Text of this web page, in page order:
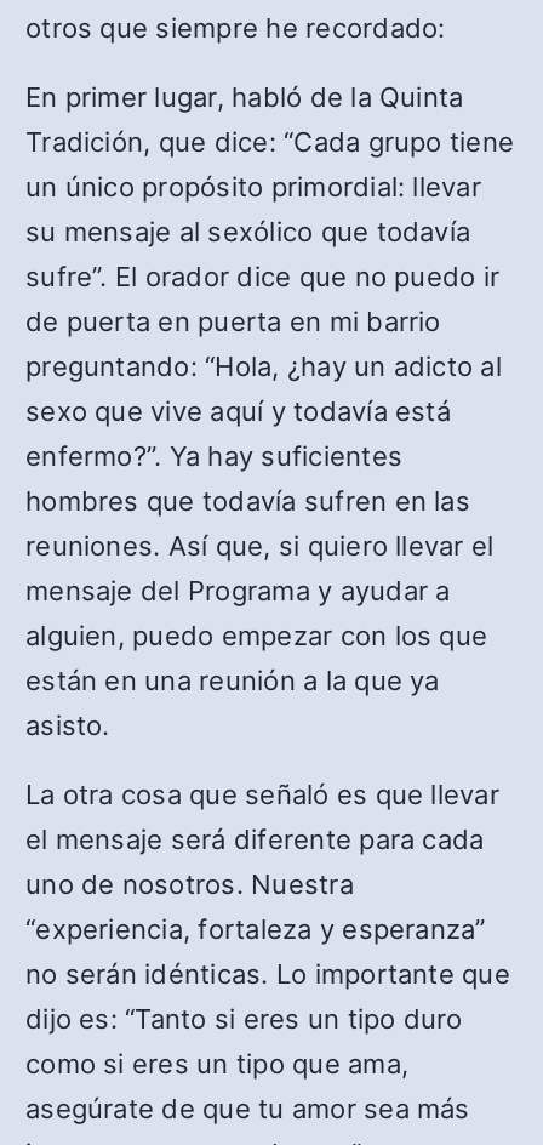
otros que siempre he recordado:
En primer lugar, habló de la Quinta
Tradición, que dice: “Cada grupo tiene
un único propósito primordial: llevar
su mensaje al sexólico que todavía
sufre”. El orador dice que no puedo ir
de puerta en puerta en mi barrio
preguntando: “Hola, ¿hay un adicto al
sexo que vive aquí y todavía está
enfermo?”. Ya hay suficientes
hombres que todavía sufren en las
reuniones. Así que, si quiero llevar el
mensaje del Programa y ayudar a
alguien, puedo empezar con los que
están en una reunión a la que ya
asisto.
La otra cosa que señaló es que llevar
el mensaje será diferente para cada
uno de nosotros. Nuestra
“experiencia, fortaleza y esperanza”
no serán idénticas. Lo importante que
dijo es: “Tanto si eres un tipo duro
como si eres un tipo que ama,
asegúrate de que tu amor sea más